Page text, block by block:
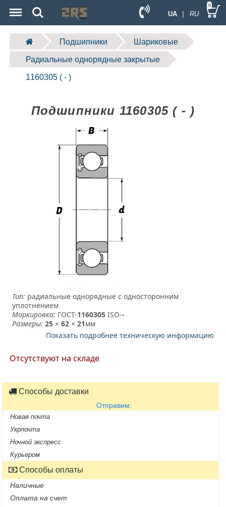
UA | RU
Search 0
Подшипники Шариковые
Радиальные однорядные закрытые
1160305 ( - )
Подшипники 1160305 ( - )
Тип: радиальные однорядные с односторонним
уплотнением
Маркировка: ГОСТ-1160305 ­ ISO--
Размеры: 25 ×62 ×21мм
Показать подробнее техническую информацию
Отсутствуют на складе
Способы доставки
Отправим:
Новая почта
Укрпочта
Ночной экспресс
Курьером
Способы оплаты
Наличные
Оплата на счет